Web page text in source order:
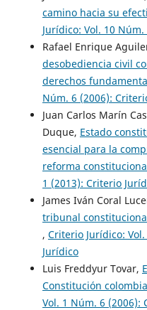
camino hacia su
Jurídico: Vol. 10
Rafael Enrique
desobediencia civil
derechos
Núm. 6 (2006):
Juan Carlos Marín
Duque, Estado
esencial para la
reforma
1 (2013): Criterio
James Iván Coral
tribunal
, Criterio Jurídico:
Jurídico
Luis Freddyur Tovar,
Constitución
Vol. 1 Núm. 6 (2006):